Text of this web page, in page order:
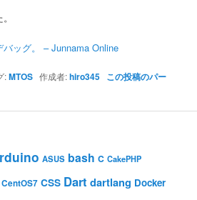
ッグ。 – Junnama Online
:MTOS 作成者:hiro345 この投稿のパー
ASUS bash C CakePHP
CentOS7 CSS Dart dartlang Docker